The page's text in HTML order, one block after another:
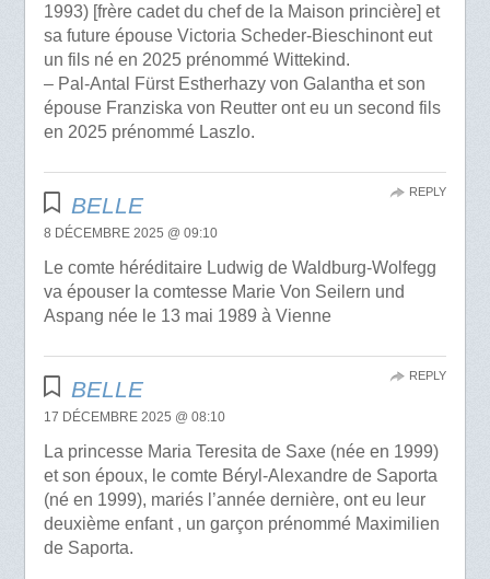
1993) [frère cadet du chef de la Maison princière] et
sa future épouse Victoria Scheder-Bieschinont eut
un fils né en 2025 prénommé Wittekind.
– Pal-Antal Fürst Estherhazy von Galantha et son
épouse Franziska von Reutter ont eu un second fils
en 2025 prénommé Laszlo.
BELLE
8 DÉCEMBRE 2025 @ 09:10
Le comte héréditaire Ludwig de Waldburg-Wolfegg
va épouser la comtesse Marie Von Seilern und
Aspang née le 13 mai 1989 à Vienne
REPLY
BELLE
17 DÉCEMBRE 2025 @ 08:10
La princesse Maria Teresita de Saxe (née en 1999)
et son époux, le comte Béryl-Alexandre de Saporta
(né en 1999), mariés l’année dernière, ont eu leur
deuxième enfant , un garçon prénommé Maximilien
de Saporta.
REPLY